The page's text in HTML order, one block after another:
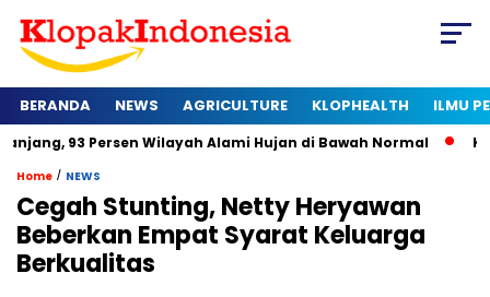
BERANDA NEWS AGRICULTURE KLOPHEALTH ILMU
Wilayah Alami Hujan di Bawah Normal Kapan
Home / NEWS
Cegah Stunting, Netty Heryawan
Beberkan Empat Syarat Keluarga
Berkualitas